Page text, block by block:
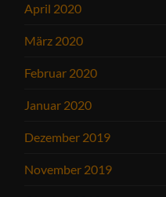
April 2020
März 2020
Februar 2020
Januar 2020
Dezember 2019
November 2019